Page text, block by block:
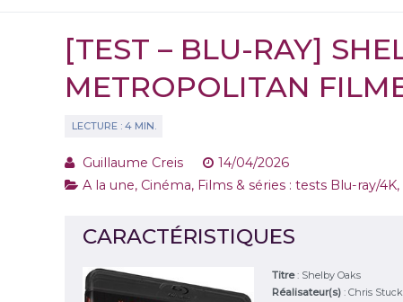
[TEST – BLU-RAY]
METROPOLITAN
Guillaume Creis
14/04/2026
A la une, Cinéma, Films & séries : tests Blu-ray/4K,
CARACTÉRISTIQUES
Titre: Shelby Oaks
Réalisateur(s):Chris